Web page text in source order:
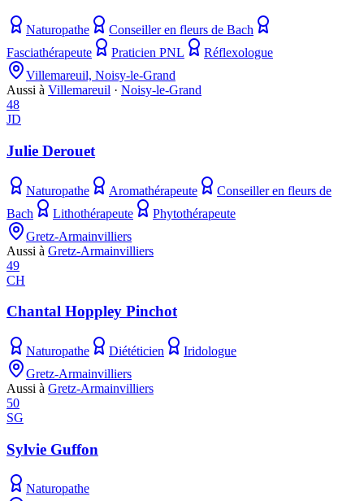
Naturopathe
Conseiller en fleurs de Bach
Fasciathérapeute
Praticien PNL
Réflexologue
Villemareuil, Noisy-le-Grand
Aussi à Villemareuil · Noisy-le-Grand
48
JD
Julie Derouet
Naturopathe Aromathérapeute
Conseiller en fleurs de
Bach
Lithothérapeute
Phytothérapeute
Gretz-Armainvilliers
Aussi à Gretz-Armainvilliers
49
CH
Chantal Hoppley Pinchot
Naturopathe Diététicien
Iridologue
Gretz-Armainvilliers
Aussi à Gretz-Armainvilliers
50
SG
Sylvie Guffon
Naturopathe